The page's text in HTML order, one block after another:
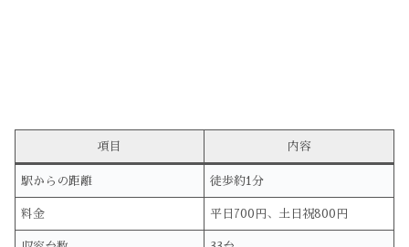
項目 内容
駅からの距離 徒歩約1分
料金 平日700円、土日祝800円